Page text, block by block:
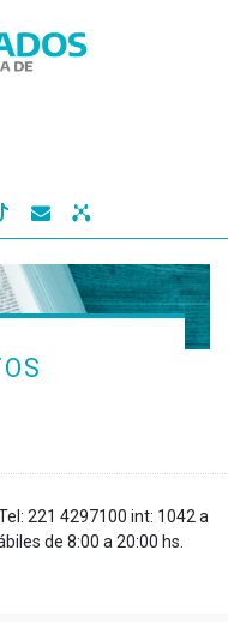
 
221 4297100 int: 1042 a
de 8:00 a 20:00 hs.